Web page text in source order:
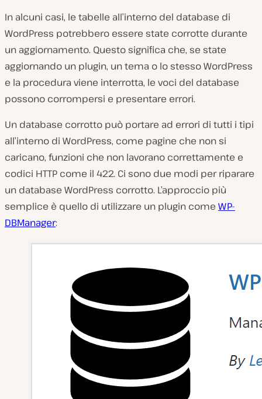
In alcuni casi, le tabelle all’interno del database di
WordPress potrebbero essere state corrotte durante
un aggiornamento. Questo significa che, se state
aggiornando un plugin, un tema o lo stesso WordPress
e la procedura viene interrotta, le voci del database
possono corrompersi e presentare errori.
Un database corrotto può portare ad errori di tutti i tipi
all’interno di WordPress, come pagine che non si
caricano, funzioni che non lavorano correttamente e
codici HTTP come il 422. Ci sono due modi per riparare
un database WordPress corrotto. L’approccio più
semplice è quello di utilizzare un plugin come WP-
DBManager: